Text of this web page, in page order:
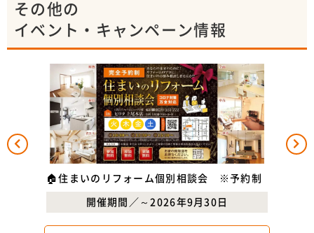
その他の
イベント・キャンペーン情報
🏠住まいのリフォーム個別相談会 ※予約制
開催期間／～2026年9月30日